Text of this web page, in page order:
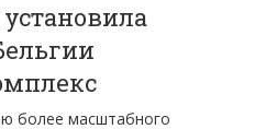
более масштабного